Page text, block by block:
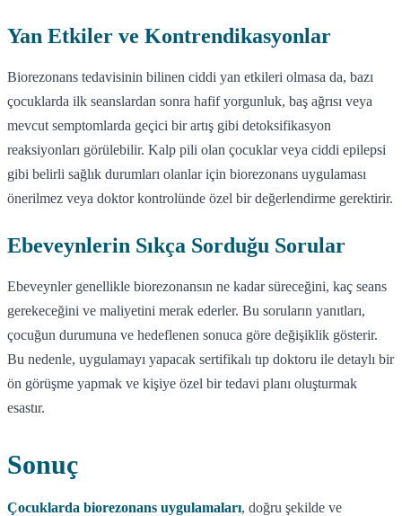
Yan Etkiler ve Kontrendikasyonlar
Biorezonans tedavisinin bilinen ciddi yan etkileri olmasa da, bazı
çocuklarda ilk seanslardan sonra hafif yorgunluk, baş ağrısı veya
mevcut semptomlarda geçici bir artış gibi detoksifikasyon
reaksiyonları görülebilir. Kalp pili olan çocuklar veya ciddi epilepsi
gibi belirli sağlık durumları olanlar için biorezonans uygulaması
önerilmez veya doktor kontrolünde özel bir değerlendirme gerektirir.
Ebeveynlerin Sıkça Sorduğu Sorular
Ebeveynler genellikle biorezonansın ne kadar süreceğini, kaç seans
gerekeceğini ve maliyetini merak ederler. Bu soruların yanıtları,
çocuğun durumuna ve hedeflenen sonuca göre değişiklik gösterir.
Bu nedenle, uygulamayı yapacak sertifikalı tıp doktoru ile detaylı bir
ön görüşme yapmak ve kişiye özel bir tedavi planı oluşturmak
esastır.
Sonuç
Çocuklarda biorezonans uygulamaları, doğru şekilde ve